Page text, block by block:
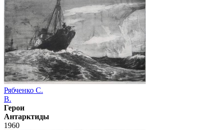
Рябченко С.
В.
Герои
Антарктиды
1960